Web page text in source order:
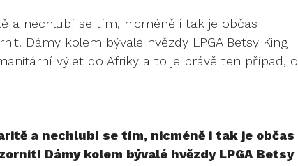
a nechlubí se tím, nicméně i tak je občas
Dámy kolem bývalé hvězdy LPGA Betsy King
výlet do Afriky a to je právě ten případ, o
a nechlubí se tím, nicméně i tak je občas
Dámy kolem bývalé hvězdy LPGA Betsy